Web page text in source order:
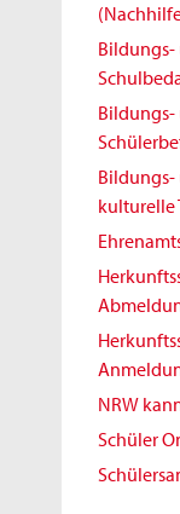
Bildungs-
Bildungs-
Bildungs-
kulturelle
NRW
Schüler